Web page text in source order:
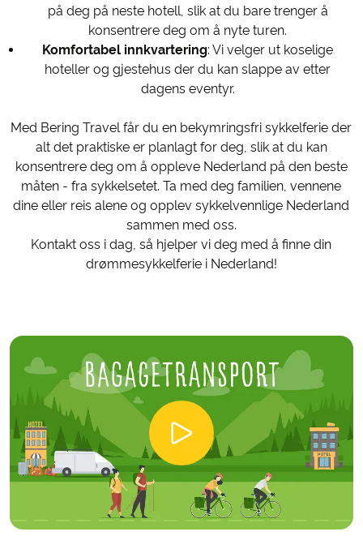
på deg på neste hotell, slik at du bare trenger å
konsentrere deg om å nyte turen.
Komfortabel innkvartering: Vi velger ut koselige
hoteller og gjestehus der du kan slappe av etter
dagens eventyr.
Med Bering Travel får du en bekymringsfri sykkelferie der
alt det praktiske er planlagt for deg, slik at du kan
konsentrere deg om å oppleve Nederland på den beste
måten - fra sykkelsetet. Ta med deg familien, vennene
dine eller reis alene og opplev sykkelvennlige Nederland
sammen med oss.
Kontakt oss i dag, så hjelper vi deg med å finne din
drømmesykkelferie i Nederland!